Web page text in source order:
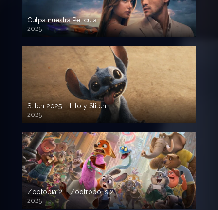
Culpa nuestra Pelicula
2025
720p HD
Stitch 2025 – Lilo y Stitch
2025
720p HD
Zootopia 2 – Zootropolis 2
2025
720p HD